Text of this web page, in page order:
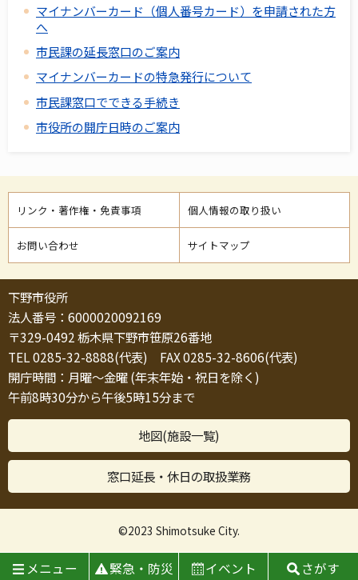
マイナンバーカード（個人番号カード）を申請された方
へ
市民課の延長窓口のご案内
マイナンバーカードの特急発行について
市民課窓口でできる手続き
市役所の開庁日時のご案内
リンク・著作権・免責事項 個人情報の取り扱い
お問い合わせ サイトマップ
下野市役所
法人番号：6000020092169
〒329-0492 栃木県下野市笹原26番地
TEL 0285-32-8888(代表) FAX 0285-32-8606(代表)
開庁時間：月曜～金曜 (年末年始・祝日を除く)
午前8時30分から午後5時15分まで
地図(施設一覧)
窓口延長・休日の取扱業務
©2023 Shimotsuke City.
メニュー 緊急・防災 イベント さがす